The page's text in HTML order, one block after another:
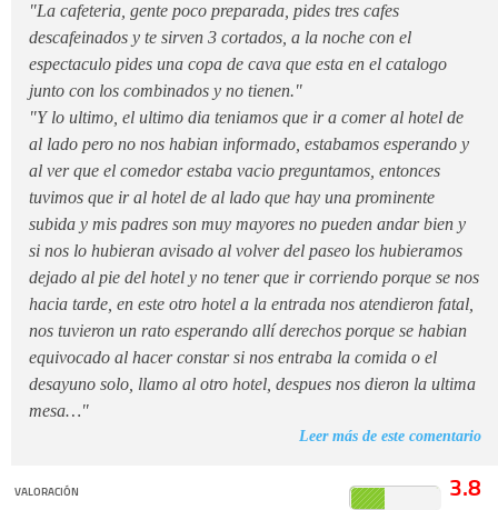
"La cafeteria, gente poco preparada, pides tres cafes
descafeinados y te sirven 3 cortados, a la noche con el
espectaculo pides una copa de cava que esta en el catalogo
junto con los combinados y no tienen."
"Y lo ultimo, el ultimo dia teniamos que ir a comer al hotel de
al lado pero no nos habian informado, estabamos esperando y
al ver que el comedor estaba vacio preguntamos, entonces
tuvimos que ir al hotel de al lado que hay una prominente
subida y mis padres son muy mayores no pueden andar bien y
si nos lo hubieran avisado al volver del paseo los hubieramos
dejado al pie del hotel y no tener que ir corriendo porque se nos
hacia tarde, en este otro hotel a la entrada nos atendieron fatal,
nos tuvieron un rato esperando allí derechos porque se habian
equivocado al hacer constar si nos entraba la comida o el
desayuno solo, llamo al otro hotel, despues nos dieron la ultima
mesa…"
Leer más de este comentario
VALORACIÓN 3.8